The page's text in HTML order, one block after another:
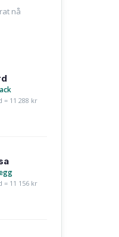
nå
= 11 288 kr
= 11 156 kr